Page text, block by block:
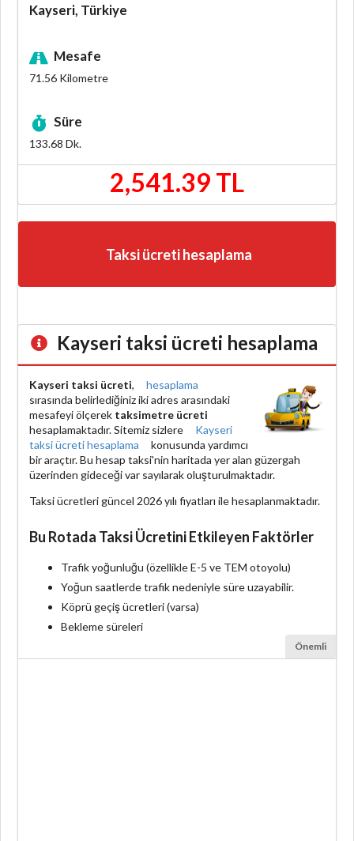
Kayseri, Türkiye
Mesafe
71.56 Kilometre
Süre
133.68 Dk.
2,541.39 TL
Taksi ücreti hesaplama
Kayseri taksi ücreti hesaplama
Kayseri taksi ücreti,
hesaplama
sırasında belirlediğiniz iki adres arasındaki
mesafeyi ölçerek taksimetre ücreti
hesaplamaktadır. Sitemiz sizlere
Kayseri
taksi ücreti hesaplama
konusunda yardımcı
bir araçtır. Bu hesap taksi'nin haritada yer alan güzergah
üzerinden gideceği var sayılarak oluşturulmaktadır.
Taksi ücretleri güncel 2026 yılı fiyatları ile hesaplanmaktadır.
Bu Rotada Taksi Ücretini Etkileyen Faktörler
Trafik yoğunluğu (özellikle E-5 ve TEM otoyolu)
Yoğun saatlerde trafik nedeniyle süre uzayabilir.
Köprü geçiş ücretleri (varsa)
Bekleme süreleri
Önemli